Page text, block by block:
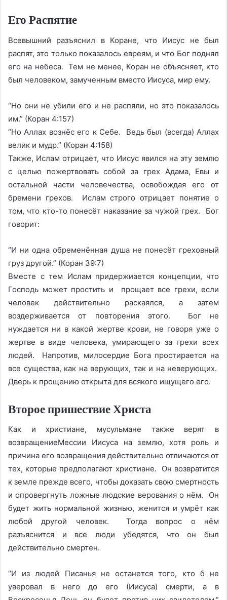
Его Распятие
Всевышний разъяснил в Коране, что Иисус не был
распят, это только показалось евреям, и что Бог поднял
его на небеса. Тем не менее, Коран не объясняет, кто
был человеком, замученным вместо Иисуса, мир ему.
“Но они не убили его и не распяли, но это показалось
им.” (Коран 4:157)
“Но Аллах вознёс его к Себе. Ведь был (всегда) Аллах
велик и мудр.” (Коран 4:158)
Также, Ислам отрицает, что Иисус явился на эту землю
с целью пожертвовать собой за грех Адама, Евы и
остальной части человечества, освобождая его от
бремени грехов. Ислам строго отрицает понятие о
том, что кто-то понесёт наказание за чужой грех. Бог
говорит:
“И ни одна обременённая душа не понесёт греховный
груз другой.” (Коран 39:7)
Вместе с тем Ислам придержиается концепции, что
Господь может простить и прощает все грехи, если
человек действительно раскаялся, а затем
воздерживается от повторения этого. Бог не
нуждается ни в какой жертве крови, не говоря уже о
жертве в виде человека, умирающего за грехи всех
людей. Напротив, милосердие Бога простирается на
все существа, как на верующих, так и на неверующих.
Дверь к прощению открыта для всякого ищущего его.
Второе пришествие Христа
Как и христиане, мусульмане также верят в
возвращениеМессии Иисуса на землю, хотя роль и
причина его возвращения действительно отличаются от
тех, которые предполагают христиане. Он возвратится
к земле прежде всего, чтобы доказать свою смертность
и опровергнуть ложные людские верования о нём. Он
будет жить нормальной жизнью, женится и умрёт как
любой другой человек. Тогда вопрос о нём
разъяснится и все люди убедятся, что он был
действительно смертен.
“И из людей Писанья не останется того, кто б не
уверовал в него до его (Иисуса) смерти, а в